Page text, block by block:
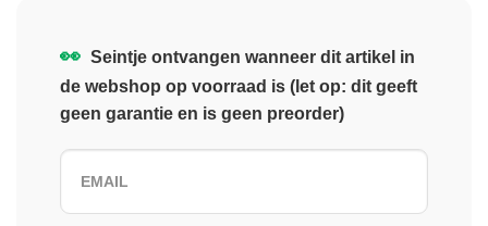
👀 Seintje ontvangen wanneer dit artikel in
de webshop op voorraad is (let op: dit geeft
geen garantie en is geen preorder)